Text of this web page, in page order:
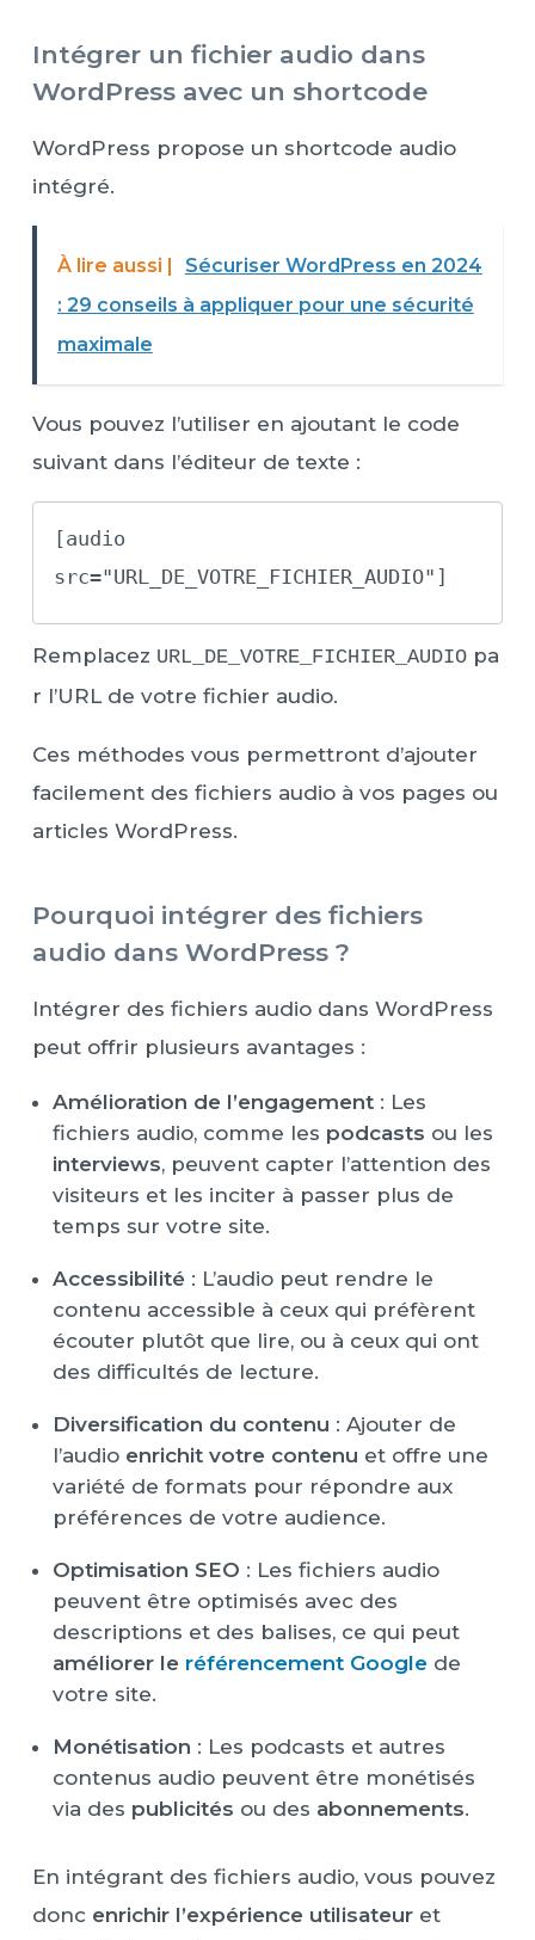
Intégrer un fichier audio dans
WordPress avec un shortcode
WordPress propose un shortcode audio
intégré.
À lire aussi |
Sécuriser WordPress en 2024
: 29 conseils à appliquer pour une sécurité
maximale
Vous pouvez l’utiliser en ajoutant le code
suivant dans l’éditeur de texte :
[audio
src="URL_DE_VOTRE_FICHIER_AUDIO"]
Remplacez URL_DE_VOTRE_FICHIER_AUDIOpa
r l’URL de votre fichier audio.
Ces méthodes vous permettront d’ajouter
facilement des fichiers audio à vos pages ou
articles WordPress.
Pourquoi intégrer des fichiers
audio dans WordPress ?
Intégrer des fichiers audio dans WordPress
peut offrir plusieurs avantages :
Amélioration de l’engagement: Les
fichiers audio, comme les podcasts ou les
interviews, peuvent capter l’attention des
visiteurs et les inciter à passer plus de
temps sur votre site.
Accessibilité : L’audio peut rendre le
contenu accessible à ceux qui préfèrent
écouter plutôt que lire, ou à ceux qui ont
des difficultés de lecture.
Diversification du contenu : Ajouter de
l’audio enrichit votre contenu et offre une
variété de formats pour répondre aux
préférences de votre audience.
Optimisation SEO : Les fichiers audio
peuvent être optimisés avec des
descriptions et des balises, ce qui peut
améliorer le référencement Googlede
votre site.
Monétisation : Les podcasts et autres
contenus audio peuvent être monétisés
via des publicités ou des abonnements.
En intégrant des fichiers audio, vous pouvez
donc enrichir l’expérience utilisateuret